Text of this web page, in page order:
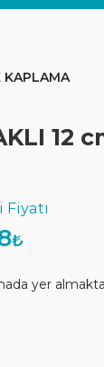
KAPLAMA
12
₺
yer